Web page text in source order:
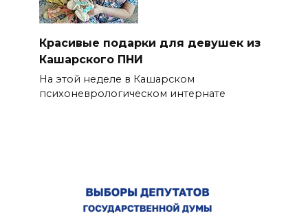
Красивые подарки для девушек из
Кашарского ПНИ
На этой неделе в Кашарском
психоневрологическом интернате